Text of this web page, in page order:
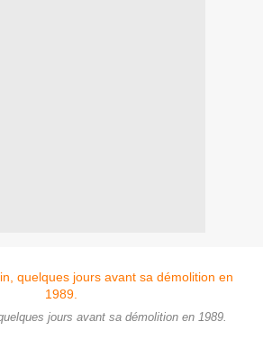
jours avant sa démolition en 1989.